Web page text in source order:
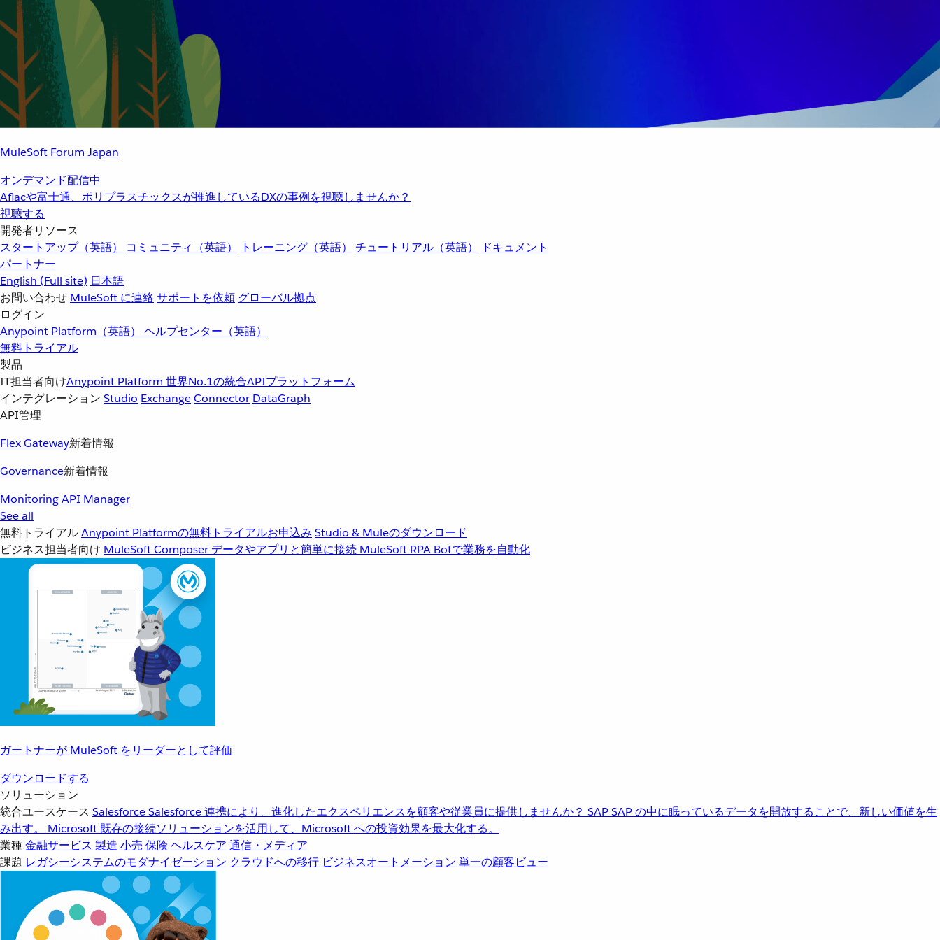
MuleSoft Forum Japan
オンデマンド配信中
Aflacや富士通、ポリプラスチックスが推進しているDXの事例を視聴しませんか？
視聴する
開発者リソース
スタートアップ（英語）
コミュニティ（英語） トレーニング（英語） チュートリアル（英語）
ドキュメント
パートナー
English (Full site) 日本語
お問い合わせ MuleSoft に連絡サポートを依頼 グローバル拠点
ログイン
Anypoint Platform（英語） ヘルプセンター（英語）
無料トライアル
製品
IT担当者向けAnypoint Platform 世界No.1の統合APIプラットフォーム
インテグレーション Studio ExchangeConnector DataGraph
API管理
Flex Gateway新着情報
Governance新着情報
MonitoringAPI Manager
See all
無料トライアルAnypoint Platformの無料トライアルお申込み Studio & Muleのダウンロード
ビジネス担当者向け MuleSoft Composer データやアプリと簡単に接続 MuleSoft RPA Botで業務を自動化
ガートナーが MuleSoft をリーダーとして評価
ダウンロードする
ソリューション
統合ユースケース SalesforceSalesforce 連携により、進化したエクスペリエンスを顧客や従業員に提供しませんか？ SAPSAP の中に眠っているデータを開放することで、新しい価値を生
み出す。
Microsoft 既存の接続ソリューションを活用して、Microsoft への投資効果を最大化する。
業種金融サービス 製造 小売 保険 ヘルスケア 通信・メディア
課題 レガシーシステムのモダナイゼーション クラウドへの移行 ビジネスオートメーション 単一の顧客ビュー